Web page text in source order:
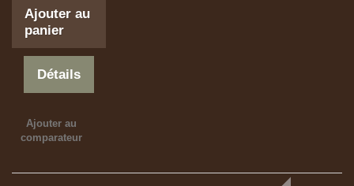
Ajouter au
panier
Détails
Ajouter au
comparateur